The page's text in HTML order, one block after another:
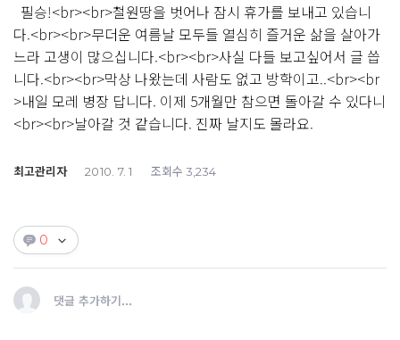
필승!<br><br>철원땅을 벗어나 잠시 휴가를 보내고 있습니
다.<br><br>무더운 여름날 모두들 열심히 즐거운 삶을 살아가
느라 고생이 많으십니다.<br><br>사실 다들 보고싶어서 글 씁
니다.<br><br>막상 나왔는데 사람도 없고 방학이고..<br><br
>내일 모레 병장 답니다. 이제 5개월만 참으면 돌아갈 수 있다니
<br><br>날아갈 것 같습니다. 진짜 날지도 몰라요.
최고관리자 2010. 7. 1 조회수 3,234
0
댓글 추가하기...